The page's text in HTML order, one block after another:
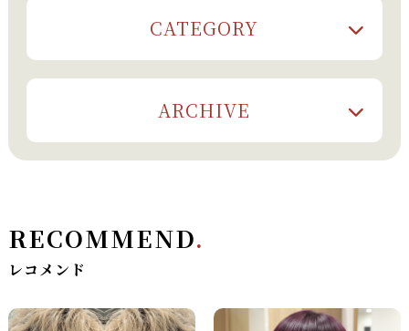
CATEGORY
ARCHIVE
RECOMMEND.
レコメンド